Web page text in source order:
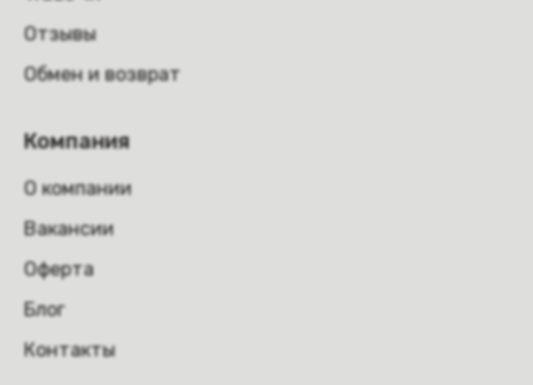
Отзывы
Обмен и возврат
Компания
О компании
Вакансии
Оферта
Блог
Контакты